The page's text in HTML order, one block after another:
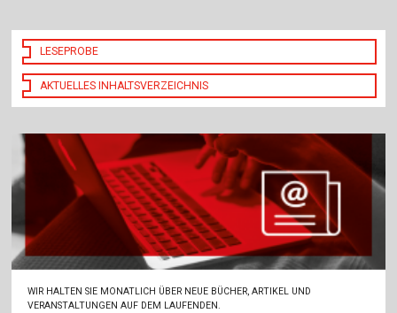
LESEPROBE
AKTUELLES INHALTSVERZEICHNIS
WIR HALTEN SIE MONATLICH ÜBER NEUE BÜCHER, ARTIKEL UND
VERANSTALTUNGEN AUF DEM LAUFENDEN.